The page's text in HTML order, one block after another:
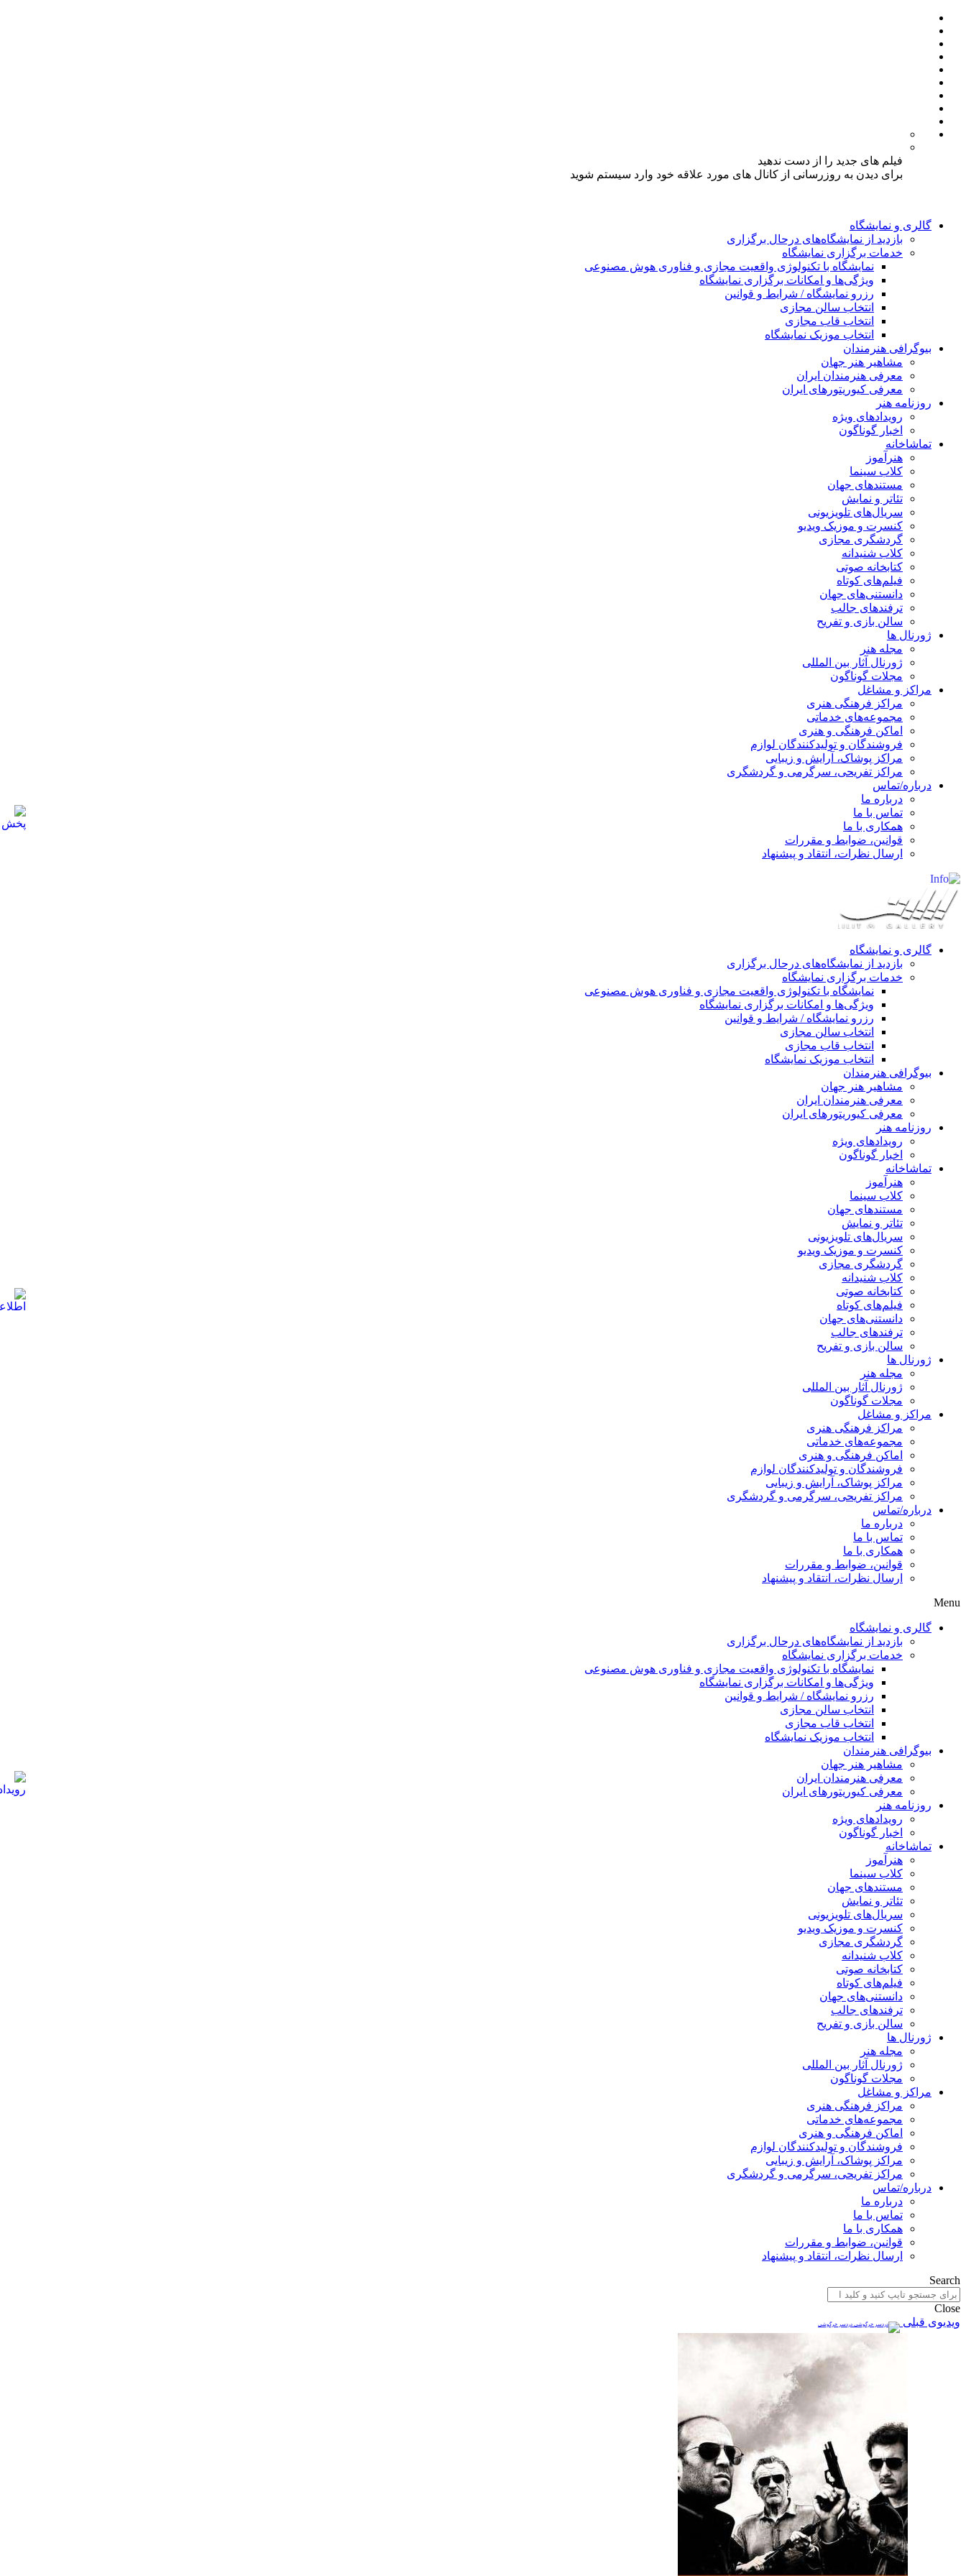
فیلم های جدید را از دست ندهید
برای دیدن به روزرسانی از کانال های مورد علاقه خود وارد سیستم شوید
گالری و نمایشگاه
بازدید از نمایشگاه‌های درحال برگزاری
خدمات برگزاری نمایشگاه
نمایشگاه با تکنولوژی واقعیت مجازی و فناوری هوش مصنوعی
ویژگی‌ها و امکانات برگزاری نمایشگاه
رزرو نمایشگاه / شرایط و قوانین
انتخاب سالن مجازی
انتخاب قاب مجازی
انتخاب موزیک نمایشگاه
بیوگرافی هنرمندان
مشاهیر هنر جهان
معرفی هنرمندان ایران
معرفی کیوریتورهای ایران
روزنامه هنر
رویدادهای ویژه
اخبار گوناگون
تماشاخانه
هنرآموز
کلاب سینما
مستندهای جهان
تئاتر و نمایش
سریال‌های تلویزیونی
کنسرت و موزیک ویدیو
گردشگری مجازی
کلاب شنیدانه
کتابخانه صوتی
فیلم‌های کوتاه
دانستنی‌های جهان
ترفندهای جالب
سالن بازی و تفریح
ژورنال ها
مجله هنر
ژورنال آثار بین المللی
مجلات گوناگون
مراکز و مشاغل
مراکز فرهنگی هنری
مجموعه‌های خدماتی
اماکن فرهنگی و هنری
فروشندگان و تولیدکنندگان لوازم
مراکز پوشاک، آرایش و زیبایی
مراکز تفریحی، سرگرمی و گردشگری
درباره/تماس
درباره ما
تماس با ما
همکاری با ما
قوانین، ضوابط و مقررات
ارسال نظرات، انتقاد و پیشنهاد
گالری و نمایشگاه
بازدید از نمایشگاه‌های درحال برگزاری
خدمات برگزاری نمایشگاه
نمایشگاه با تکنولوژی واقعیت مجازی و فناوری هوش مصنوعی
ویژگی‌ها و امکانات برگزاری نمایشگاه
رزرو نمایشگاه / شرایط و قوانین
انتخاب سالن مجازی
انتخاب قاب مجازی
انتخاب موزیک نمایشگاه
بیوگرافی هنرمندان
مشاهیر هنر جهان
معرفی هنرمندان ایران
معرفی کیوریتورهای ایران
روزنامه هنر
رویدادهای ویژه
اخبار گوناگون
تماشاخانه
هنرآموز
کلاب سینما
مستندهای جهان
تئاتر و نمایش
سریال‌های تلویزیونی
کنسرت و موزیک ویدیو
گردشگری مجازی
کلاب شنیدانه
کتابخانه صوتی
فیلم‌های کوتاه
دانستنی‌های جهان
ترفندهای جالب
سالن بازی و تفریح
ژورنال ها
مجله هنر
ژورنال آثار بین المللی
مجلات گوناگون
مراکز و مشاغل
مراکز فرهنگی هنری
مجموعه‌های خدماتی
اماکن فرهنگی و هنری
فروشندگان و تولیدکنندگان لوازم
مراکز پوشاک، آرایش و زیبایی
مراکز تفریحی، سرگرمی و گردشگری
درباره/تماس
درباره ما
تماس با ما
همکاری با ما
قوانین، ضوابط و مقررات
ارسال نظرات، انتقاد و پیشنهاد
Menu
گالری و نمایشگاه
بازدید از نمایشگاه‌های درحال برگزاری
خدمات برگزاری نمایشگاه
نمایشگاه با تکنولوژی واقعیت مجازی و فناوری هوش مصنوعی
ویژگی‌ها و امکانات برگزاری نمایشگاه
رزرو نمایشگاه / شرایط و قوانین
انتخاب سالن مجازی
انتخاب قاب مجازی
انتخاب موزیک نمایشگاه
بیوگرافی هنرمندان
مشاهیر هنر جهان
معرفی هنرمندان ایران
معرفی کیوریتورهای ایران
روزنامه هنر
رویدادهای ویژه
اخبار گوناگون
تماشاخانه
هنرآموز
کلاب سینما
مستندهای جهان
تئاتر و نمایش
سریال‌های تلویزیونی
کنسرت و موزیک ویدیو
گردشگری مجازی
کلاب شنیدانه
کتابخانه صوتی
فیلم‌های کوتاه
دانستنی‌های جهان
ترفندهای جالب
سالن بازی و تفریح
ژورنال ها
مجله هنر
ژورنال آثار بین المللی
مجلات گوناگون
مراکز و مشاغل
مراکز فرهنگی هنری
مجموعه‌های خدماتی
اماکن فرهنگی و هنری
فروشندگان و تولیدکنندگان لوازم
مراکز پوشاک، آرایش و زیبایی
مراکز تفریحی، سرگرمی و گردشگری
درباره/تماس
درباره ما
تماس با ما
همکاری با ما
قوانین، ضوابط و مقررات
ارسال نظرات، انتقاد و پیشنهاد
Search
Close
ویدیوی قبلی
دردسر خرگوشی